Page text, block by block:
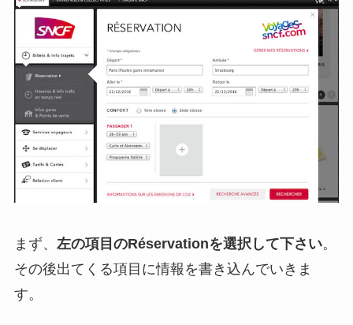
まず、 左の項目のRéservationを選択して下さい。
その後出てくる項目に情報を書き込んでいきま
す。